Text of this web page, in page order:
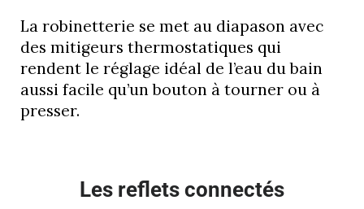
La robinetterie se met au diapason avec
des mitigeurs thermostatiques qui
rendent le réglage idéal de l’eau du bain
aussi facile qu’un bouton à tourner ou à
presser.
Les reflets connectés